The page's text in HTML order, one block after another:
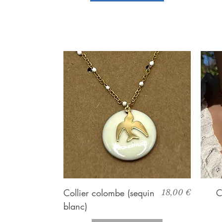
Aperçu rapide
Collier colombe (sequin
blanc)
Prix
18,00 €